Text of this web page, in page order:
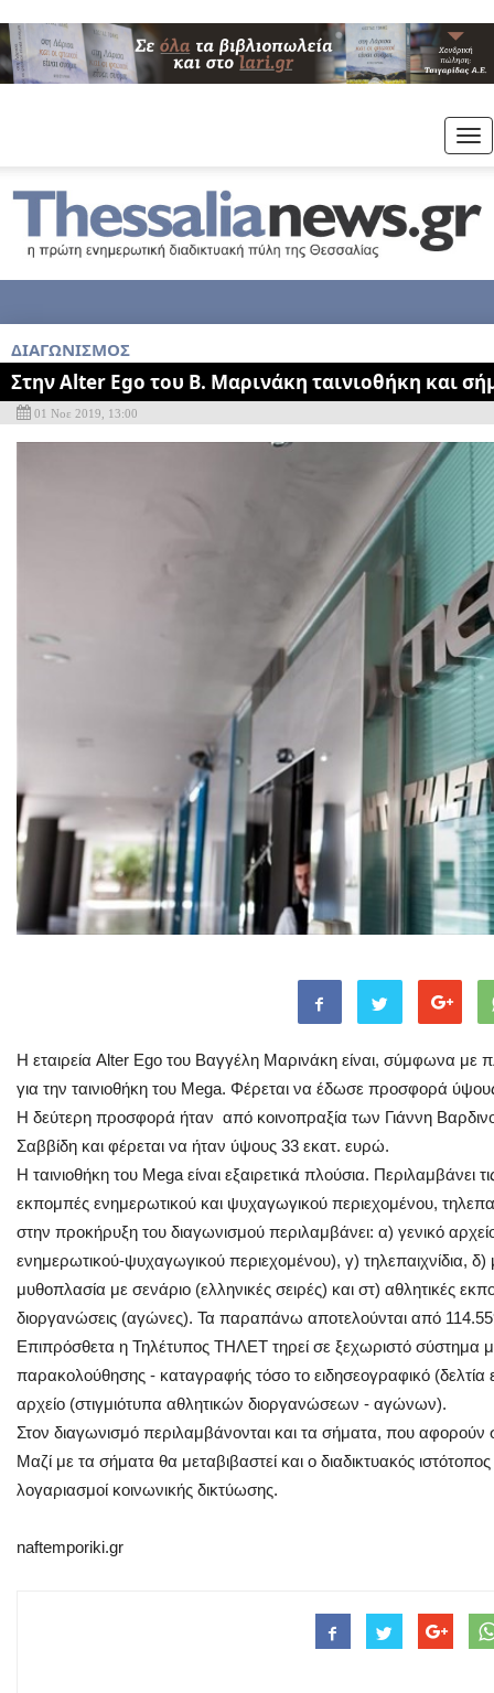
ΔΙΑΓΩΝΙΣΜΟΣ
Στην Alter Ego του Β. Μαρινάκη ταινιοθήκη και
01 Νοε 2019, 13:00
Η εταιρεία Alter Ego του Βαγγέλη Μαρινάκη είναι, σύμφωνα με
για την ταινιοθήκη του Mega. Φέρεται να έδωσε προσφορά
Η δεύτερη προσφορά ήταν από κοινοπραξία των Γιάννη
Σαββίδη και φέρεται να ήταν ύψους 33 εκατ. ευρώ.
Η ταινιοθήκη του Mega είναι εξαιρετικά πλούσια. Περιλαμβάνει
εκπομπές ενημερωτικού και ψυχαγωγικού περιεχομένου,
στην προκήρυξη του διαγωνισμού περιλαμβάνει: α) γενικό
ενημερωτικού-ψυχαγωγικού περιεχομένου), γ) τηλεπαιχνίδια,
μυθοπλασία με σενάριο (ελληνικές σειρές) και στ) αθλητικές
διοργανώσεις (αγώνες). Τα παραπάνω αποτελούνται από
Επιπρόσθετα η Τηλέτυπος ΤΗΛΕΤ τηρεί σε ξεχωριστό σύστημα
παρακολούθησης - καταγραφής τόσο το ειδησεογραφικό (δελτία
αρχείο (στιγμιότυπα αθλητικών διοργανώσεων - αγώνων).
Στον διαγωνισμό περιλαμβάνονται και τα σήματα, που αφορούν
Μαζί με τα σήματα θα μεταβιβαστεί και ο διαδικτυακός
λογαριασμοί κοινωνικής δικτύωσης.
naftemporiki.gr